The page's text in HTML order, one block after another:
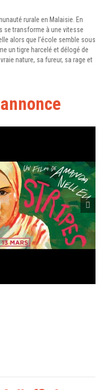
rurale en Malaisie. En
se transforme à une vitesse
alors que l’école semble sous
un tigre harcelé et délogé de
nature, sa fureur, sa rage et